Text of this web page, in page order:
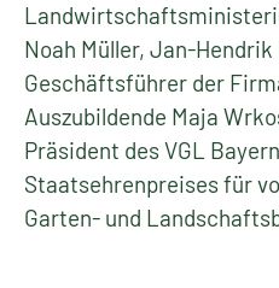
Noah Müller, Jan-Hendrik
Geschäftsführer der
Auszubildende Maja
Präsident des VGL
Staatsehrenpreises für
Garten- und